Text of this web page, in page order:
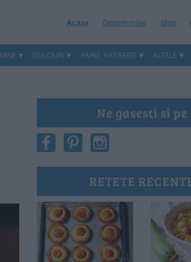
Acasa Despre mine Blog
DULCIURI PAINE, PATISERIE ALTELE
Ne gasesti si pe
RETETE